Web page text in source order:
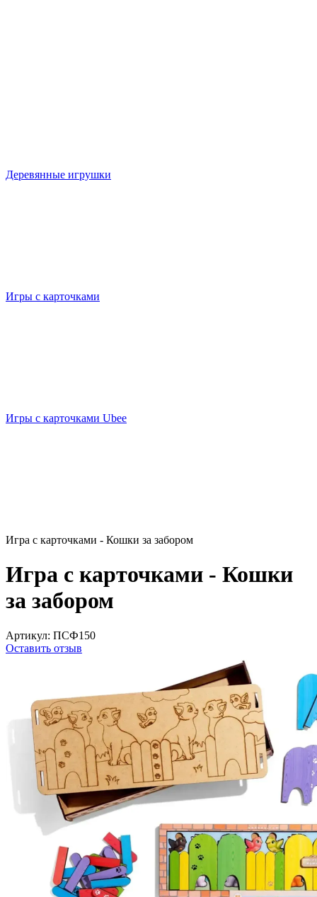
Деревянные игрушки
Игры с карточками
Игры с карточками Ubee
Игра с карточками - Кошки за забором
Игра с карточками - Кошки
за забором
Артикул: ПСФ150
Оставить отзыв